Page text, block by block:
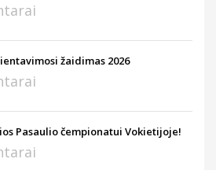
žaidimas 2026
Pasaulio čempionatui Vokietijoje!